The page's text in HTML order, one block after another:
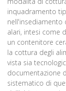
inquadramento
nell'insediamento
alari, intesi come
un contenitore
la cottura degli
vista sia
documentazione
sistematico di